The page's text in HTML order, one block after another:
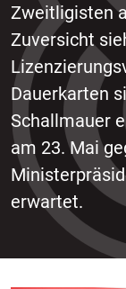
Zweitligisten
Zuversicht
Dauerkarten
Schallmauer
am 23. Mai
erwartet.